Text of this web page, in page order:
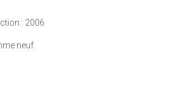
: 2006
neuf.